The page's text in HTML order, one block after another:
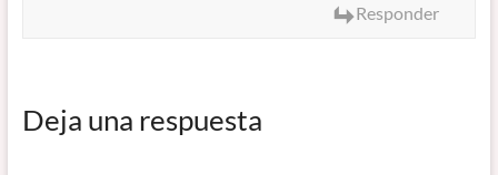
Responder
Deja una respuesta